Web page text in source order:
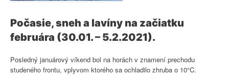
Počasie, sneh a lavíny na začiatku
februára (30.01. – 5.2.2021).
Posledný januárový víkend bol na horách v znamení prechodu
studeného frontu, vplyvom ktorého sa ochladilo zhruba o 10°C.